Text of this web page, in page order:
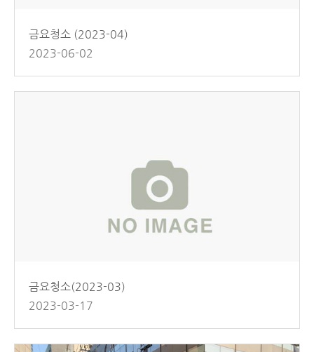
금요청소 (2023-04)
2023-06-02
금요청소(2023-03)
2023-03-17